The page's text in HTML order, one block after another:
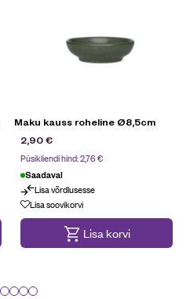
Maku kauss roheline Ø8,5cm
2,90€
Püsikliendi hind:2,76€
Saadaval
Lisa võrdlusesse
Lisa soovikorvi
Lisa korvi